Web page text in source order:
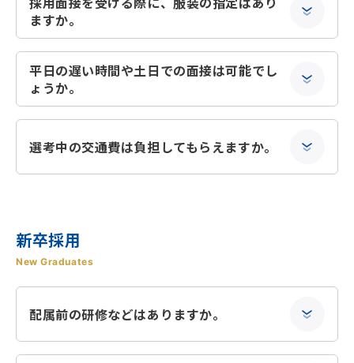
ますか。
平日の遅い時間や土日での面接は可能でし
ょうか。
選考中の交通費は負担してもらえますか。
新卒採用
New Graduates
配属前の研修などはありますか。